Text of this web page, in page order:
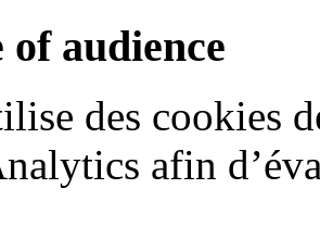
of audience
des cookies
afin